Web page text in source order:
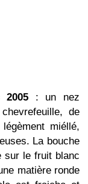
2005 : un nez
de
miéllé,
La bouche
sur le fruit blanc
matière ronde